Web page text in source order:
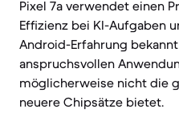
Pixel 7a verwendet einen
Effizienz bei KI-Aufgaben
Android-Erfahrung
anspruchsvollen
möglicherweise nicht die
neuere Chipsätze bietet.